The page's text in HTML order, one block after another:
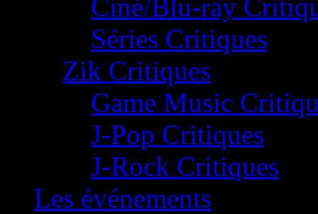
Ciné/Blu-ray
Séries Critiques
Zik Critiques
Game Music
J-Pop Critiques
J-Rock Critiques
Les événements